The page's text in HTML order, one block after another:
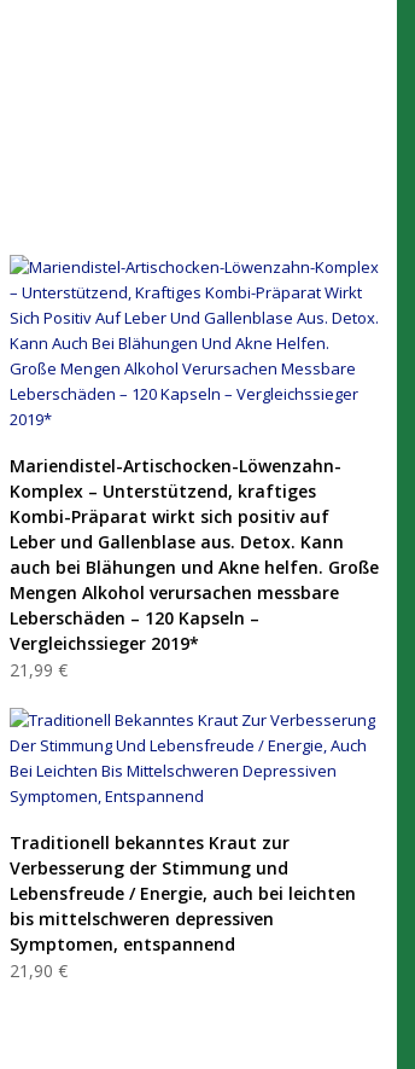
PRODUKT KAUFEN
Mariendistel-Artischocken-Löwenzahn-
Komplex – Unterstützend, kraftiges
Kombi-Präparat wirkt sich positiv auf
Leber und Gallenblase aus. Detox. Kann
auch bei Blähungen und Akne helfen. Große
Mengen Alkohol verursachen messbare
Leberschäden – 120 Kapseln –
Vergleichssieger 2019*
21,99 €
PRODUKT KAUFEN
Traditionell bekanntes Kraut zur
Verbesserung der Stimmung und
Lebensfreude / Energie, auch bei leichten
bis mittelschweren depressiven
Symptomen, entspannend
21,90 €